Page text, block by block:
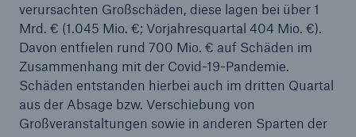
verursachten Großschäden, diese lagen bei über 1
Mrd. € (1.045 Mio. €; Vorjahresquartal 404 Mio. €).
Davon entfielen rund 700 Mio. € auf Schäden im
Zusammenhang mit der Covid-19-Pandemie.
Schäden entstanden hierbei auch im dritten Quartal
aus der Absage bzw. Verschiebung von
Großveranstaltungen sowie in anderen Sparten der
Navigation schließen oder Escape-Taste drücken
Home